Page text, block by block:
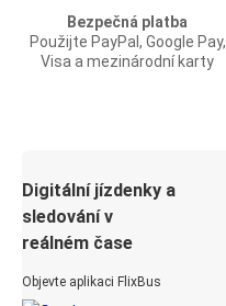
Bezpečná platba
Použijte PayPal, Google Pay,
Visa a mezinárodní karty
Digitální jízdenky a
sledování v
reálném čase
Objevte aplikaci FlixBus